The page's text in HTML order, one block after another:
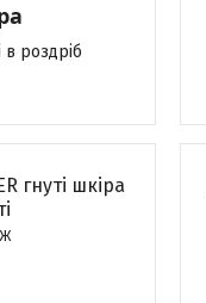
в роздріб
гнуті шкіра